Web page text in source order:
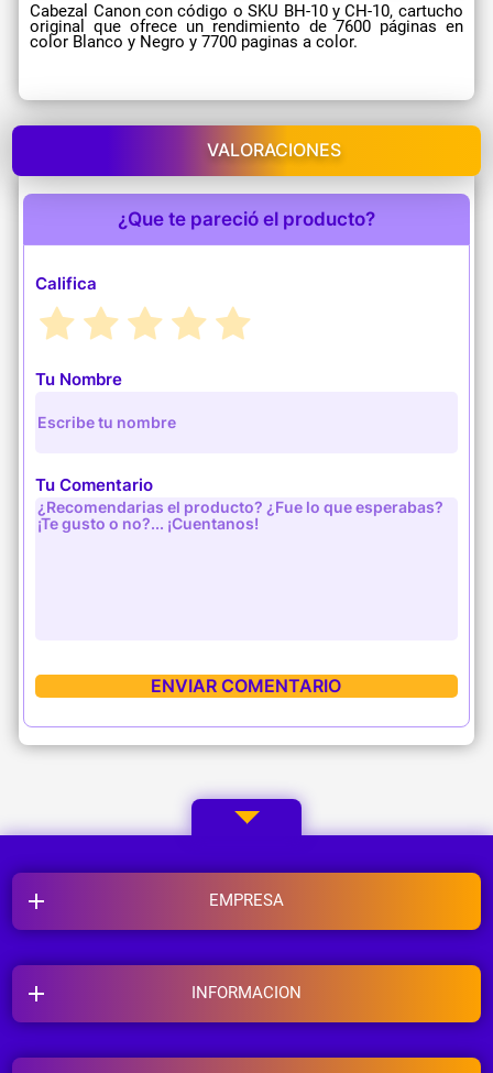
Cabezal Canon con código o SKU BH-10 y CH-10, cartucho
original que ofrece un rendimiento de 7600 páginas en
color Blanco y Negro y 7700 paginas a color.
VALORACIONES
¿Que te pareció el producto?
Califica
Tu Nombre
Tu Comentario
EMPRESA
INFORMACION